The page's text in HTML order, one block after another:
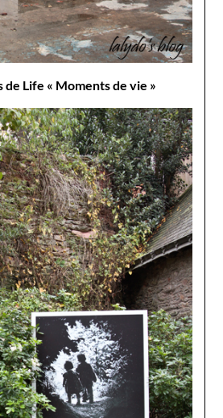
de Life « Moments de vie »